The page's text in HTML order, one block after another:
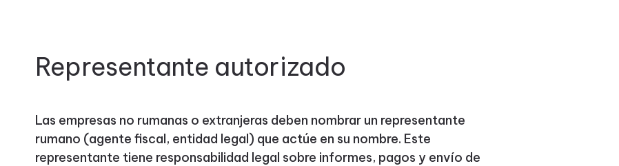
Representante autorizado
Las empresas no rumanas o extranjeras deben nombrar un representante
rumano (agente fiscal, entidad legal) que actúe en su nombre. Este
representante tiene responsabilidad legal sobre informes, pagos y envío de